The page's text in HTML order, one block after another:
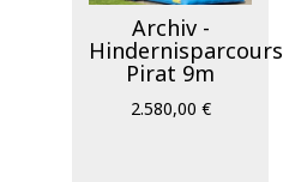
Archiv -
Hindernisparcours
Pirat 9m
2.580,00 €